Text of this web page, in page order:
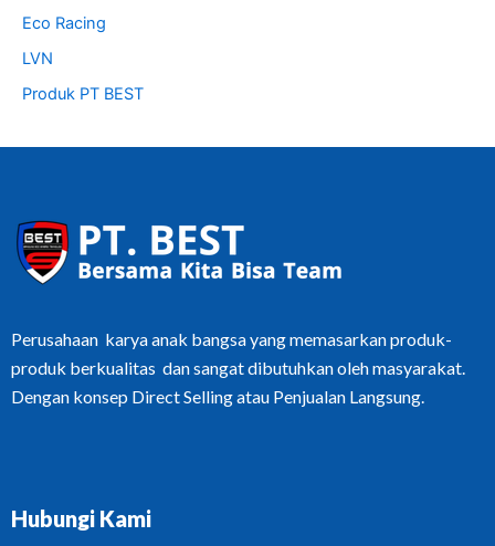
Eco Racing
LVN
Produk PT BEST
Perusahaan karya anak bangsa yang memasarkan produk-
produk berkualitas dan sangat dibutuhkan oleh masyarakat.
Dengan konsep Direct Selling atau Penjualan Langsung.
Hubungi Kami